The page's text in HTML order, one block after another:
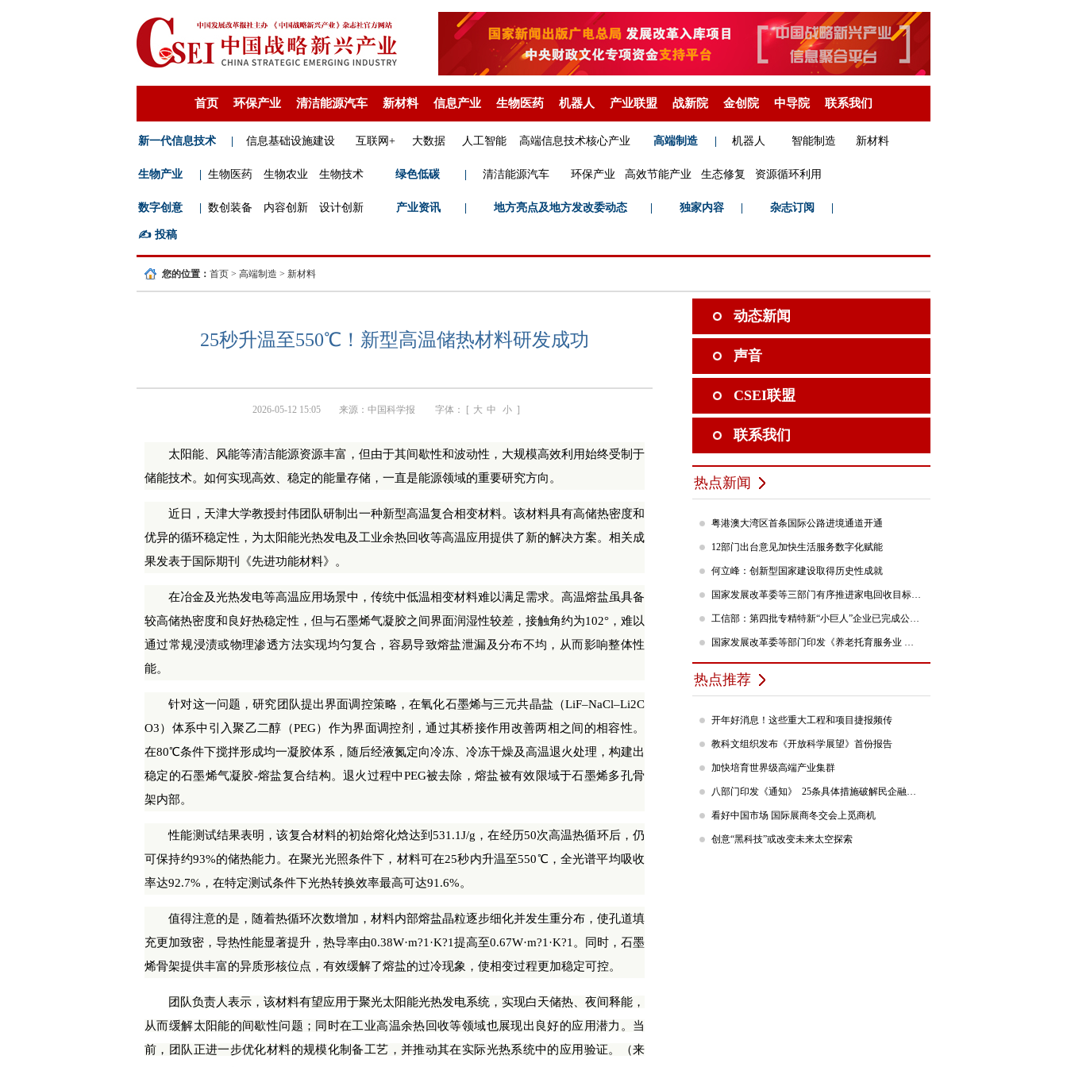
首页 环保产业 清洁能源汽车 新材料 信息产业 生物医药 机器人 产业联盟 战新院 金创院 中导院 联系我们
新一代信息技术 信息基础设施建设 互联网+ 大数据 人工智能 高端信息技术核心产业 高端制造 机器人 智能制造 新材料
生物产业 生物医药 生物农业 生物技术 绿色低碳 清洁能源汽车 环保产业 高效节能产业 生态修复 资源循环利用
数字创意 数创装备 内容创新 设计创新 产业资讯 地方亮点及地方发改委动态 独家内容 杂志订阅
✍️ 投稿
您的位置： 首页 > 高端制造 > 新材料
25秒升温至550℃！新型高温储热材料研发成功
2026-05-12 15:05 来源： 中国科学报 字体： [ 大 中 小 ]
太阳能、风能等清洁能源资源丰富，但由于其间歇性和波动性，大规模高效利用始终受制于
储能技术。如何实现高效、稳定的能量存储，一直是能源领域的重要研究方向。
近日，天津大学教授封伟团队研制出一种新型高温复合相变材料。该材料具有高储热密度和
优异的循环稳定性，为太阳能光热发电及工业余热回收等高温应用提供了新的解决方案。相关成
果发表于国际期刊《先进功能材料》。
在冶金及光热发电等高温应用场景中，传统中低温相变材料难以满足需求。高温熔盐虽具备
较高储热密度和良好热稳定性，但与石墨烯气凝胶之间界面润湿性较差，接触角约为102°，难以
通过常规浸渍或物理渗透方法实现均匀复合，容易导致熔盐泄漏及分布不均，从而影响整体性
能。
针对这一问题，研究团队提出界面调控策略，在氧化石墨烯与三元共晶盐（LiF–NaCl–Li2C
O3）体系中引入聚乙二醇（PEG）作为界面调控剂，通过其桥接作用改善两相之间的相容性。
在80℃条件下搅拌形成均一凝胶体系，随后经液氮定向冷冻、冷冻干燥及高温退火处理，构建出
稳定的石墨烯气凝胶-熔盐复合结构。退火过程中PEG被去除，熔盐被有效限域于石墨烯多孔骨
架内部。
性能测试结果表明，该复合材料的初始熔化焓达到531.1J/g，在经历50次高温热循环后，仍
可保持约93%的储热能力。在聚光光照条件下，材料可在25秒内升温至550℃，全光谱平均吸收
率达92.7%，在特定测试条件下光热转换效率最高可达91.6%。
值得注意的是，随着热循环次数增加，材料内部熔盐晶粒逐步细化并发生重分布，使孔道填
充更加致密，导热性能显著提升，热导率由0.38W·m?1·K?1提高至0.67W·m?1·K?1。同时，石墨
烯骨架提供丰富的异质形核位点，有效缓解了熔盐的过冷现象，使相变过程更加稳定可控。
团队负责人表示，该材料有望应用于聚光太阳能光热发电系统，实现白天储热、夜间释能，
从而缓解太阳能的间歇性问题；同时在工业高温余热回收等领域也展现出良好的应用潜力。当
前，团队正进一步优化材料的规模化制备工艺，并推动其在实际光热系统中的应用验证。（来
动态新闻
声音
CSEI联盟
联系我们
热点新闻
粤港澳大湾区首条国际公路进境通道开通
12部门出台意见加快生活服务数字化赋能
何立峰：创新型国家建设取得历史性成就
国家发展改革委等三部门有序推进家电回收目标责任制行动
工信部：第四批专精特新“小巨人”企业已完成公示，民营企业占84%
国家发展改革委等部门印发《养老托育服务业 纾困扶持若干政策措施》的通知
热点推荐
开年好消息！这些重大工程和项目捷报频传
教科文组织发布《开放科学展望》首份报告
加快培育世界级高端产业集群
八部门印发《通知》 25条具体措施破解民企融资难题
看好中国市场 国际展商冬交会上觅商机
创意“黑科技”或改变未来太空探索